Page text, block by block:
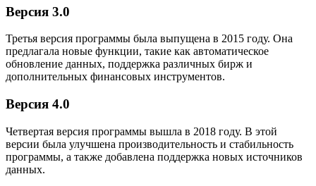
Версия 3.0
Третья версия программы была выпущена в 2015 году. Она
предлагала новые функции, такие как автоматическое
обновление данных, поддержка различных бирж и
дополнительных финансовых инструментов.
Версия 4.0
Четвертая версия программы вышла в 2018 году. В этой
версии была улучшена производительность и стабильность
программы, а также добавлена поддержка новых источников
данных.